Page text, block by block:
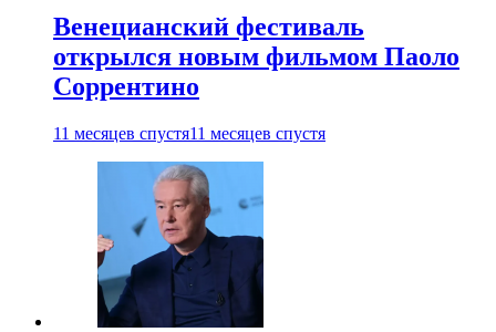
Венецианский фестиваль
открылся новым фильмом Паоло
Соррентино
11 месяцев спустя11 месяцев спустя